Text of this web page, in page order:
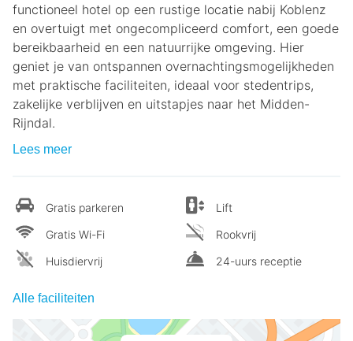
functioneel hotel op een rustige locatie nabij Koblenz
en overtuigt met ongecompliceerd comfort, een goede
bereikbaarheid en een natuurrijke omgeving. Hier
geniet je van ontspannen overnachtingsmogelijkheden
met praktische faciliteiten, ideaal voor stedentrips,
zakelijke verblijven en uitstapjes naar het Midden-
Rijndal.
Lees meer
Gratis parkeren
Gratis Wi-Fi
Huisdiervrij
Lift
Rookvrij
24-uurs receptie
Alle faciliteiten